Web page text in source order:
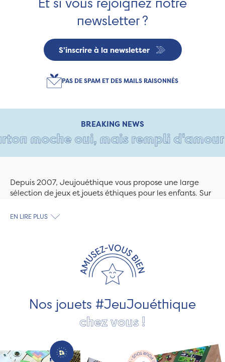
newsletter ?
S'inscrire à la newsletter
PAS DE SPAM ET DES MAILS RAISONNÉS
BREAKING NEWS
moche oui, mais rempli d'amour
Depuis 2007, Jeujouéthique vous propose une large
sélection de jeux et jouets éthiques pour les enfants. Sur
découvrez le plus grand choix de jouets en bois
les jeux et jouets en bois de qualité et engagés dans le
développement durable. Ils nous fabriquent des jouets
pour les jeunes enfants, des jeux d'éveil, des jeux de
société, des jouets d'imitation, des jeux de plein air, ... et
EN LIRE PLUS
Nos jouets #JeuJouéthique
chez vous !